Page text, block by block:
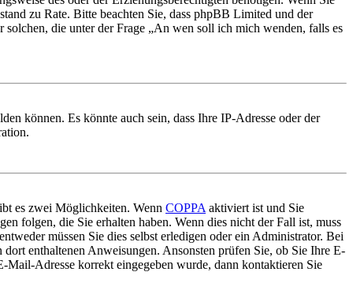
zu Rate. Bitte beachten Sie, dass phpBB Limited und der
die unter der Frage „An wen soll ich mich wenden, falls es
können. Es könnte auch sein, dass Ihre IP-Adresse oder der
es zwei Möglichkeiten. Wenn COPPA aktiviert ist und Sie
folgen, die Sie erhalten haben. Wenn dies nicht der Fall ist, muss
müssen Sie dies selbst erledigen oder ein Administrator. Bei
enthaltenen Anweisungen. Ansonsten prüfen Sie, ob Sie Ihre E-
Adresse korrekt eingegeben wurde, dann kontaktieren Sie